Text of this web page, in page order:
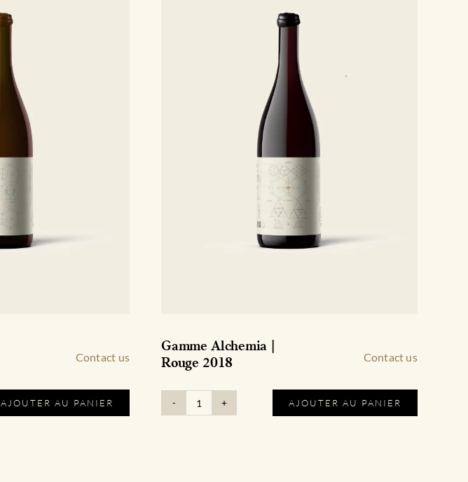
Contact us
AJOUTER AU PANIER
Gamme Alchemia |
Rouge 2018
Contact us
quantité
AJOUTER AU PANIER